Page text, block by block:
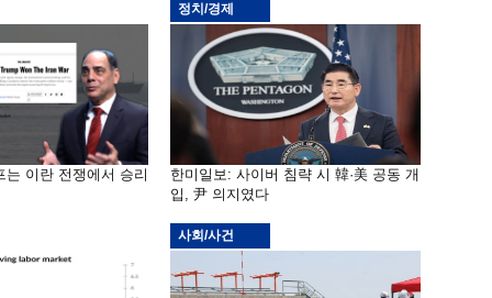
는 이란 전쟁에서 승리
정치/경제
한미일보: 사이버 침략 시 韓·美 공동 개
입, 尹 의지였다
사회/사건